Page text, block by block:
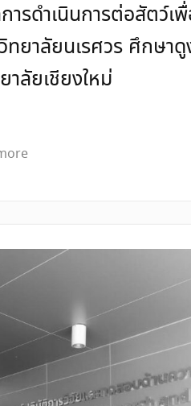
รดำเนินการต่อสัตว์เ
ยาลัยนเรศวร ศึกษาดู
ลัยเชียงใหม่